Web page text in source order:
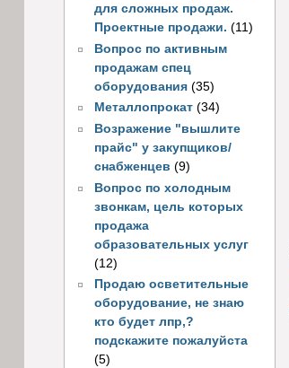
для сложных продаж.
Проектные продажи. (11)
Вопрос по активным
продажам спец
оборудования (35)
Металлопрокат (34)
Возражение "вышлите
прайс" у закупщиков/
снабженцев (9)
Вопрос по холодным
звонкам, цель которых
продажа
образовательных услуг
(12)
Продаю осветительные
оборудование, не знаю
кто будет лпр,?
подскажите пожалуйста
(5)